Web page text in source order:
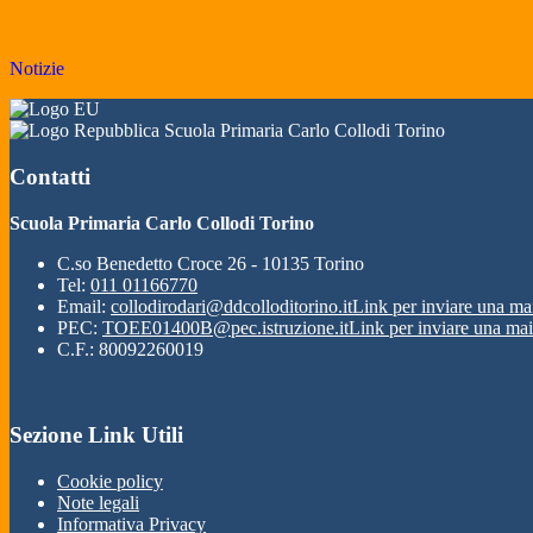
Notizie
Scuola Primaria Carlo Collodi Torino
Contatti
Scuola Primaria Carlo Collodi Torino
C.so Benedetto Croce 26 - 10135 Torino
Tel: 011 01166770
Email: collodirodari@ddcolloditorino.itLink per inviare una
PEC: TOEE01400B@pec.istruzione.itLink per inviare una
C.F.: 80092260019
Sezione Link Utili
Cookie policy
Note legali
Informativa Privacy